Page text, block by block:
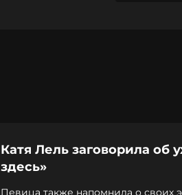
Катя Лель заговорила об
здесь»
Певица также напомнила о своих